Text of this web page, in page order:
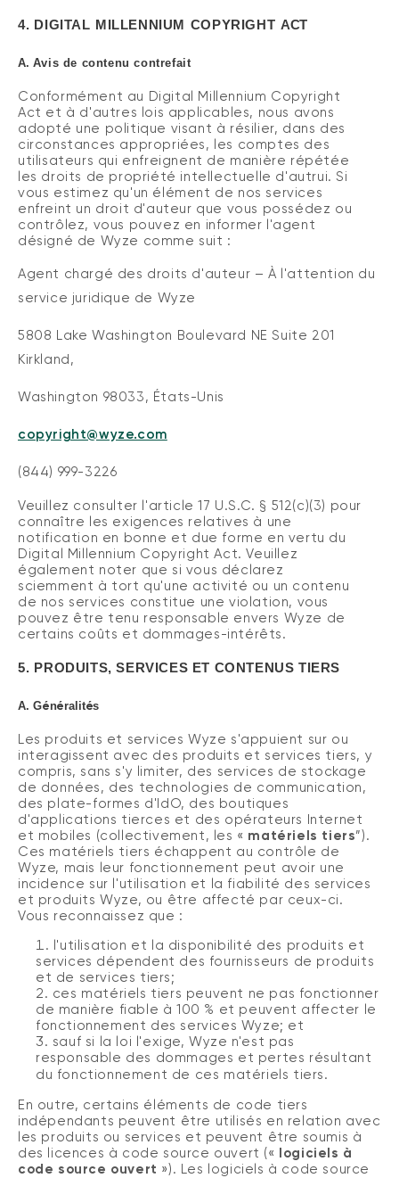
4. DIGITAL MILLENNIUM COPYRIGHT ACT
A. Avis de contenu contrefait
Conformément au Digital Millennium Copyright
Act et à d'autres lois applicables, nous avons
adopté une politique visant à résilier, dans des
circonstances appropriées, les comptes des
utilisateurs qui enfreignent de manière répétée
les droits de propriété intellectuelle d'autrui.Si
vous estimez qu'un élément de nos services
enfreint un droit d'auteur que vous possédez ou
contrôlez, vous pouvez en informer l'agent
désigné de Wyze comme suit :
Agent chargé des droits d'auteur – À l'attention du
service juridique de Wyze
5808 Lake Washington Boulevard NE Suite 201
Kirkland,
Washington 98033, États-Unis
copyright@wyze.com
(844) 999-3226
Veuillez consulter l'article 17 U.S.C. § 512(c)(3) pour
connaître les exigences relatives à une
notification en bonne et due forme en vertu du
Digital Millennium Copyright Act.Veuillez
également noter que si vous déclarez
sciemment à tort qu'une activité ou un contenu
de nos services constitue une violation, vous
pouvez être tenu responsable envers Wyze de
certains coûts et dommages-intérêts.
5. PRODUITS, SERVICES ET CONTENUS TIERS
A. Généralités
Les produits et services Wyze s'appuient sur ou
interagissent avec des produits et services tiers, y
compris, sans s'y limiter, des services de stockage
de données, des technologies de communication,
des plate-formes d'IdO, des boutiques
d'applications tierces et des opérateurs Internet
et mobiles (collectivement, les « matériels tiers”).
Ces matériels tiers échappent au contrôle de
Wyze, mais leur fonctionnement peut avoir une
incidence sur l'utilisation et la fiabilité des services
et produits Wyze, ou être affecté par ceux-ci.
Vous reconnaissez que :
l'utilisation et la disponibilité des produits et
services dépendent des fournisseurs de produits
et de services tiers;
ces matériels tiers peuvent ne pas fonctionner
de manière fiable à 100 % et peuvent affecter le
fonctionnement des services Wyze; et
sauf si la loi l'exige, Wyze n'est pas
responsable des dommages et pertes résultant
du fonctionnement de ces matériels tiers.
En outre, certains éléments de code tiers
indépendants peuvent être utilisés en relation avec
les produits ou services et peuvent être soumis à
des licences à code source ouvert («
logiciels à
code source ouvert »). Les logiciels à code source